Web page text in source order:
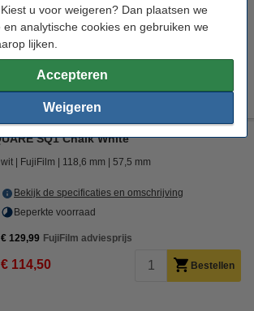
u voor weigeren? Dan plaatsen we
analytische cookies en gebruiken we
lijken.
Accepteren
Weigeren
1 stuk
SQ1 Chalk White
wit FujiFilm 118,6 mm 57,5 mm
Bekijk de specificaties en omschrijving
Beperkte voorraad
€ 129,99 FujiFilm adviesprijs
€ 114,50 Bestellen